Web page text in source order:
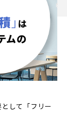
して「フリー